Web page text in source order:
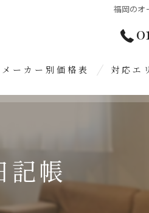
福岡のオ
メーカー別価格表 対応エ
記帳